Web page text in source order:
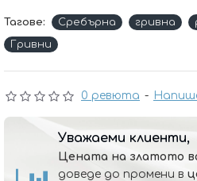
0 ревюта -
Тагове: Сребърна гривна
Гривни
Уважаеми клиенти,
Цената на златото
доведе до промени в